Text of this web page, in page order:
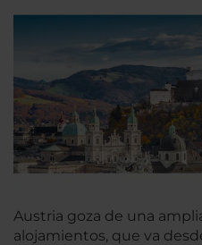
Austria goza de una
alojamientos, que va